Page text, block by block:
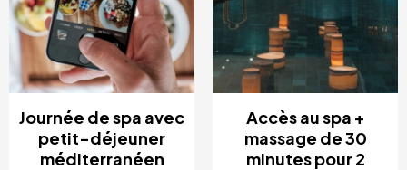
Journée de spa avec
petit-déjeuner
méditerranéen
Accès au spa +
massage de 30
minutes pour 2